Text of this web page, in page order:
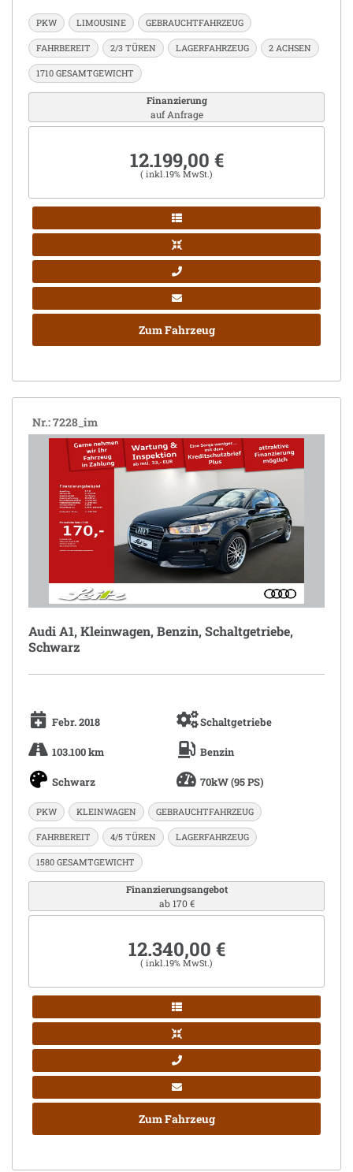
PKW LIMOUSINE GEBRAUCHTFAHRZEUG
FAHRBEREIT 2/3 TÜREN LAGERFAHRZEUG 2 ACHSEN
1710 GESAMTGEWICHT
Finanzierung
auf Anfrage
12.199,00 €
( inkl.19% MwSt.)
Zum Fahrzeug
Nr.: 7228_im
Audi A1, Kleinwagen, Benzin, Schaltgetriebe,
Schwarz
Febr. 2018 Schaltgetriebe
103.100 km Benzin
Schwarz 70kW (95 PS)
PKW KLEINWAGEN GEBRAUCHTFAHRZEUG
FAHRBEREIT 4/5 TÜREN LAGERFAHRZEUG
1580 GESAMTGEWICHT
Finanzierungsangebot
ab 170 €
12.340,00 €
( inkl.19% MwSt.)
Zum Fahrzeug